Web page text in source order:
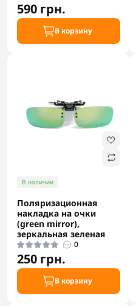
590 грн.
В корзину
В наличии
Поляризационная
накладка на очки
(green mirror),
зеркальная зеленая
0
250 грн.
В корзину